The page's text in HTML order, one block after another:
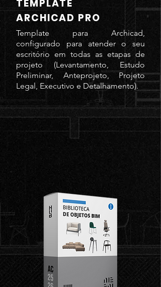
TEMPLATE
ARCHICAD PRO
Template para Archicad,
configurado para atender o seu
escritório em todas as etapas de
projeto (Levantamento, Estudo
Preliminar, Anteprojeto, Projeto
Legal, Executivo e Detalhamento).